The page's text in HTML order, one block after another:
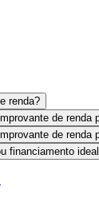
renda?
de renda
de renda
financiamento